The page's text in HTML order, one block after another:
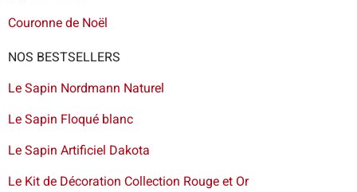
Couronne de Noël
NOS BESTSELLERS
Le Sapin Nordmann Naturel
Le Sapin Floqué blanc
Le Sapin Artificiel Dakota
Le Kit de Décoration Collection Rouge et Or